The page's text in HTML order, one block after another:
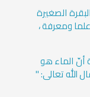
الصغيرة
ومعرفة ،
أنّ الماء هو
الله تعالى: "